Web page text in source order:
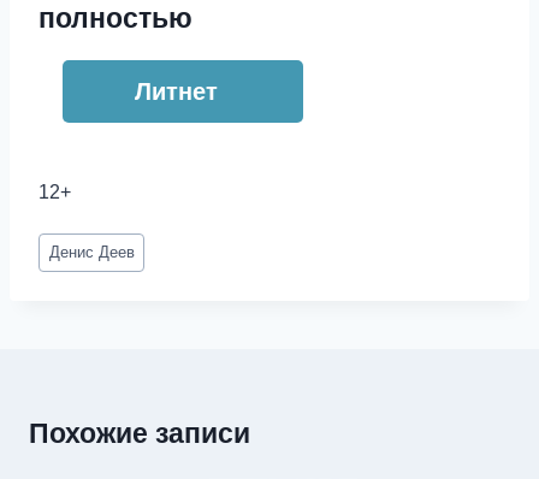
полностью
Литнет
12+
Метки
записи:
Денис Деев
Похожие записи